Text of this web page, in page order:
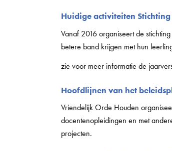
Huidige activiteiten
Vanaf 2016 organiseert de stichting
betere band krijgen met hun
zie voor meer informatie de
Hoofdlijnen van het
Vriendelijk Orde Houden
docentenopleidingen en met
projecten.